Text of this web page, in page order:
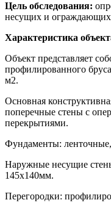
Цель обследования:
несущих и
Характеристика
Объект представляет
профилированного
м2.
Основная
поперечные стены с
перекрытиями.
Фундаменты:
Наружные несущие
145х140мм.
Перегородки: